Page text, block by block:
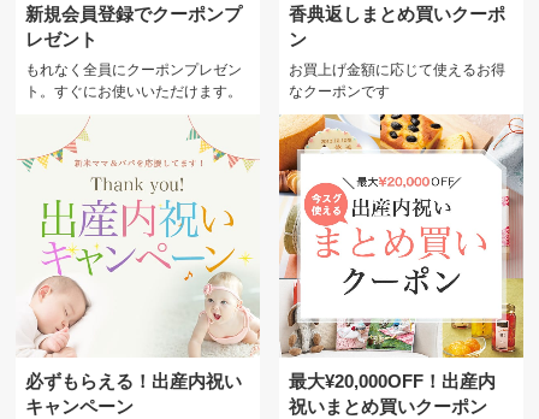
新規会員登録でクーポンプ
レゼント
もれなく全員にクーポンプレゼン
ト。すぐにお使いいただけます。
香典返しまとめ買いクーポ
ン
お買上げ金額に応じて使えるお得
なクーポンです
必ずもらえる！出産内祝い
キャンペーン
最大¥20,000OFF！出産内
祝いまとめ買いクーポン